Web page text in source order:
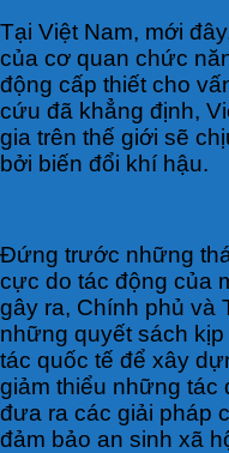
Tại Việt Nam, mới
của cơ quan chức
động cấp thiết cho
cứu đã khẳng định,
gia trên thế giới sẽ
bởi biến đổi khí hậu.
Đứng trước những
cực do tác động của
gây ra, Chính phủ và
những quyết sách
tác quốc tế để xây
giảm thiểu những tác
đưa ra các giải pháp
đảm bảo an sinh xã